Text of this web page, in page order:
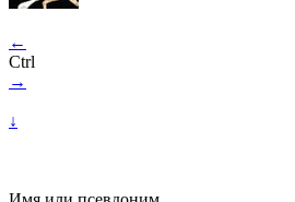
←
Ctrl
→
↓